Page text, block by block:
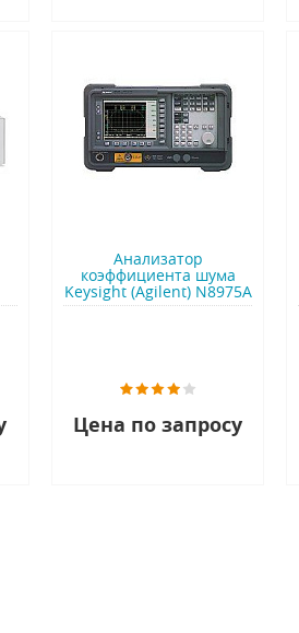
Анализатор
коэффициента шума
Keysight (Agilent) N8975A
Цена по запросу